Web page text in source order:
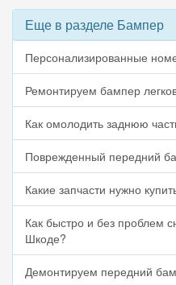
Еще в разделе Бампер
Персонализированные
Ремонтируем бампер
Как омолодить заднюю
Поврежденный передний
Какие запчасти нужно
Как быстро и без проблем
Шкоде?
Демонтируем передний